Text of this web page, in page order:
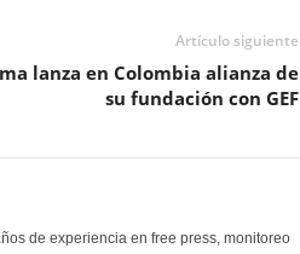
Artículo siguiente
lanza en Colombia alianza de
su fundación con GEF
de experiencia en free press, monitoreo